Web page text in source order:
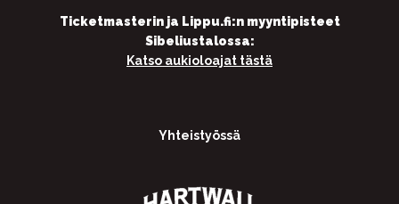
Ticketmasterin ja Lippu.fi:n myyntipisteet
Sibeliustalossa:
Katso aukioloajat tästä
Yhteistyössä